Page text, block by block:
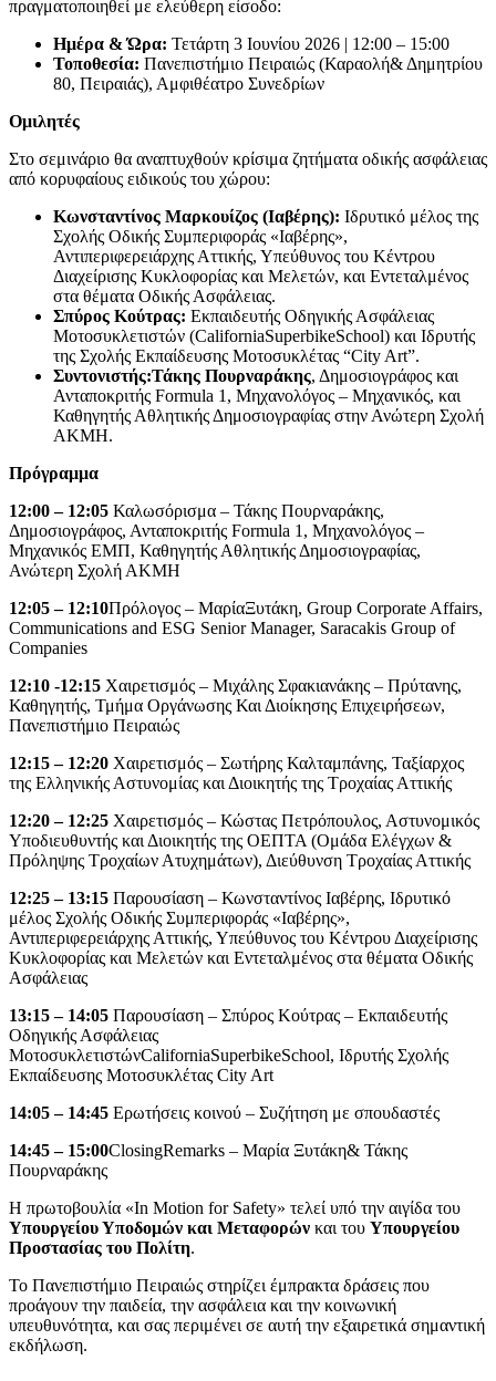
πραγματοποιηθεί με ελεύθερη είσοδο:
Ημέρα & Ώρα: Τετάρτη 3 Ιουνίου 2026 | 12:00 – 15:00
Τοποθεσία: Πανεπιστήμιο Πειραιώς (Καραολή& Δημητρίου
80, Πειραιάς), Αμφιθέατρο Συνεδρίων
Ομιλητές
Στο σεμινάριο θα αναπτυχθούν κρίσιμα ζητήματα οδικής ασφάλειας
από κορυφαίους ειδικούς του χώρου:
Κωνσταντίνος Μαρκουίζος (Ιαβέρης): Ιδρυτικό μέλος της
Σχολής Οδικής Συμπεριφοράς «Ιαβέρης»,
Αντιπεριφερειάρχης Αττικής, Υπεύθυνος του Κέντρου
Διαχείρισης Κυκλοφορίας και Μελετών, και Εντεταλμένος
στα θέματα Οδικής Ασφάλειας.
Σπύρος Κούτρας: Εκπαιδευτής Οδηγικής Ασφάλειας
Μοτοσυκλετιστών (CaliforniaSuperbikeSchool) και Ιδρυτής
της Σχολής Εκπαίδευσης Μοτοσυκλέτας “City Art”.
Συντονιστής:Τάκης Πουρναράκης, Δημοσιογράφος και
Ανταποκριτής Formula 1, Μηχανολόγος – Μηχανικός, και
Καθηγητής Αθλητικής Δημοσιογραφίας στην Ανώτερη Σχολή
ΑΚΜΗ.
Πρόγραμμα
12:00 – 12:05 Καλωσόρισμα – Τάκης Πουρναράκης,
Δημοσιογράφος, Ανταποκριτής Formula 1, Μηχανολόγος –
Μηχανικός ΕΜΠ, Καθηγητής Αθλητικής Δημοσιογραφίας,
Ανώτερη Σχολή ΑΚΜΗ
12:05 – 12:10Πρόλογος – ΜαρίαΞυτάκη, Group Corporate Affairs,
Communications and ESG Senior Manager, Saracakis Group of
Companies
12:10 -12:15 Χαιρετισμός – Μιχάλης Σφακιανάκης – Πρύτανης,
Καθηγητής, Τμήμα Οργάνωσης Και Διοίκησης Επιχειρήσεων,
Πανεπιστήμιο Πειραιώς
12:15 – 12:20 Χαιρετισμός – Σωτήρης Καλταμπάνης, Ταξίαρχος
της Ελληνικής Αστυνομίας και Διοικητής της Τροχαίας Αττικής
12:20 – 12:25 Χαιρετισμός – Κώστας Πετρόπουλος, Αστυνομικός
Υποδιευθυντής και Διοικητής της ΟΕΠΤΑ (Ομάδα Ελέγχων &
Πρόληψης Τροχαίων Ατυχημάτων), Διεύθυνση Τροχαίας Αττικής
12:25 – 13:15 Παρουσίαση – Κωνσταντίνος Ιαβέρης, Ιδρυτικό
μέλος Σχολής Οδικής Συμπεριφοράς «Ιαβέρης»,
Αντιπεριφερειάρχης Αττικής, Υπεύθυνος του Κέντρου Διαχείρισης
Κυκλοφορίας και Μελετών και Εντεταλμένος στα θέματα Οδικής
Ασφάλειας
13:15 – 14:05 Παρουσίαση – Σπύρος Κούτρας – Εκπαιδευτής
Οδηγικής Ασφάλειας
ΜοτοσυκλετιστώνCaliforniaSuperbikeSchool, Ιδρυτής Σχολής
Εκπαίδευσης Μοτοσυκλέτας City Art
14:05 – 14:45 Ερωτήσεις κοινού – Συζήτηση με σπουδαστές
14:45 – 15:00ClosingRemarks – Μαρία Ξυτάκη& Τάκης
Πουρναράκης
Η πρωτοβουλία «In Motion for Safety» τελεί υπό την αιγίδα του
Υπουργείου Υποδομών και Μεταφορών και του Υπουργείου
Προστασίας του Πολίτη.
Το Πανεπιστήμιο Πειραιώς στηρίζει έμπρακτα δράσεις που
προάγουν την παιδεία, την ασφάλεια και την κοινωνική
υπευθυνότητα, και σας περιμένει σε αυτή την εξαιρετικά σημαντική
εκδήλωση.